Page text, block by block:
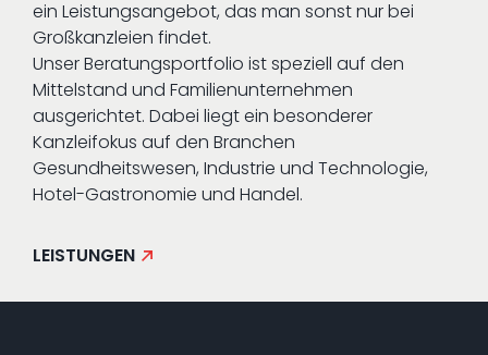
ein Leistungsangebot, das man sonst nur bei
Großkanzleien findet.
Unser Beratungsportfolio ist speziell auf den
Mittelstand und Familienunternehmen
ausgerichtet. Dabei liegt ein besonderer
Kanzleifokus auf den Branchen
Gesundheitswesen, Industrie und Technologie,
Hotel-Gastronomie und Handel.
LEISTUNGEN